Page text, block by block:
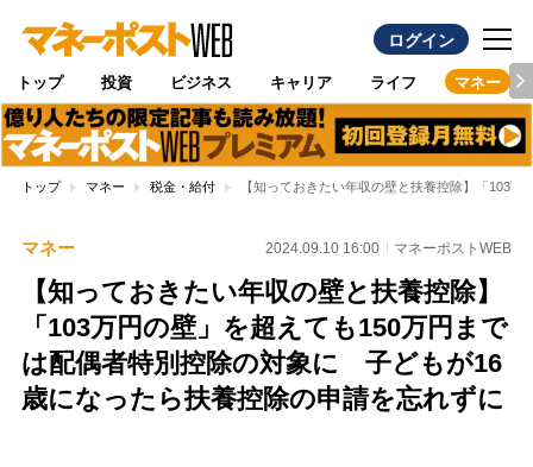
ログイン
トップ 投資 ビジネス キャリア ライフ マネー
トップ マネー 税金・給付 【知っておきたい年収の壁と扶養控除】「103
マネー 2024.09.10 16:00 マネーポストWEB
【知っておきたい年収の壁と扶養控除】
「103万円の壁」を超えても150万円まで
は配偶者特別控除の対象に 子どもが16
歳になったら扶養控除の申請を忘れずに